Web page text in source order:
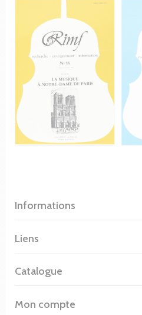
Informations
Liens
Catalogue
Mon compte